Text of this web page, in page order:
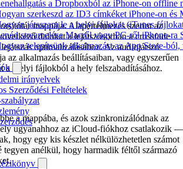
a Dropboxból az iPhone-on offline
szerkeszd az ID3 címkéket iPhone-on és
játsszam le a helyi fájlokat (iTunes
streamelése Macről vagy PC-ről iPhone-ra
telepítsünk alkalmazást az App Store-
irányelvek
Szerződési Feltételek
mappája. Alapértelmezés szerint az
dalokat a lejátszósorban a crossfade
optimalizálásához. Az audiojátszó
az alkalmazás beállításaiban, vagy egyszerűen
a Helyi fájlokból a hely felszabadításához.
a mappába, és azok szinkronizálódnak az
ugyanahhoz az iCloud-fiókhoz csatlakozik —
hogy egy kis készlet nélkülözhetetlen számot
tegyen anélkül, hogy harmadik féltől származó